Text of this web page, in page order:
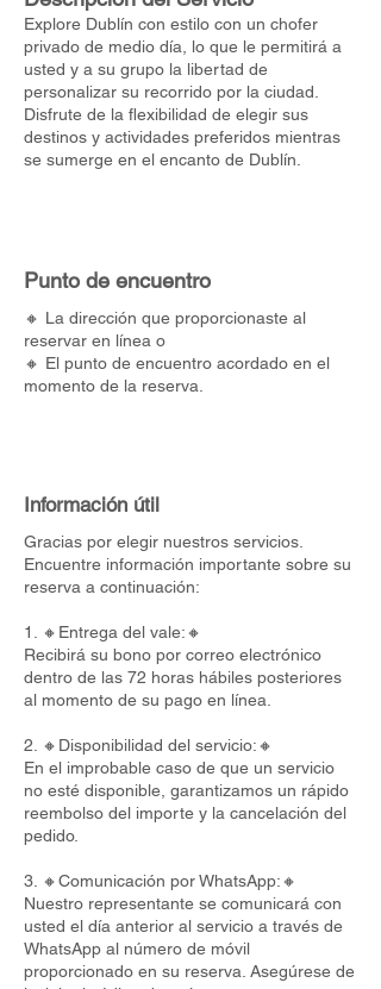
Explore Dublín con estilo con un chofer
privado de medio día, lo que le permitirá a
usted y a su grupo la libertad de
personalizar su recorrido por la ciudad.
Disfrute de la flexibilidad de elegir sus
destinos y actividades preferidos mientras
se sumerge en el encanto de Dublín.
Punto de encuentro
🔸 La dirección que proporcionaste al
reservar en línea o
🔸 El punto de encuentro acordado en el
momento de la reserva.
Información útil
Gracias por elegir nuestros servicios.
Encuentre información importante sobre su
reserva a continuación:
1. 🔸Entrega del vale:🔸
Recibirá su bono por correo electrónico
dentro de las 72 horas hábiles posteriores
al momento de su pago en línea.
2. 🔸Disponibilidad del servicio:🔸
En el improbable caso de que un servicio
no esté disponible, garantizamos un rápido
reembolso del importe y la cancelación del
pedido.
3. 🔸Comunicación por WhatsApp:🔸
Nuestro representante se comunicará con
usted el día anterior al servicio a través de
WhatsApp al número de móvil
proporcionado en su reserva. Asegúrese de